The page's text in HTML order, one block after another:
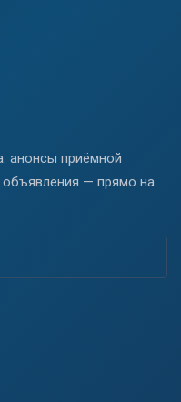
анонсы приёмной
— прямо на